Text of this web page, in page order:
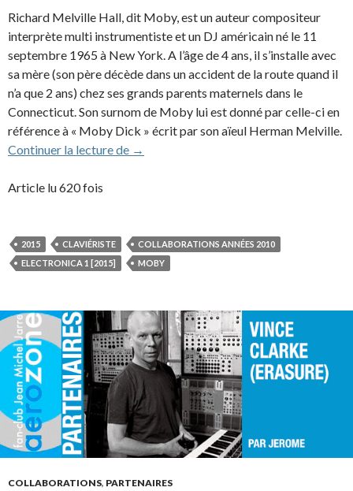
Richard Melville Hall, dit Moby, est un auteur compositeur
interprète multi instrumentiste et un DJ américain né le 11
septembre 1965 à New York. A l’âge de 4 ans, il s’installe avec
sa mère (son père décède dans un accident de la route quand il
n’a que 2 ans) chez ses grands parents maternels dans le
Connecticut. Son surnom de Moby lui est donné par celle-ci en
référence à « Moby Dick » écrit par son aïeul Herman Melville.
Continuer la lecture de Moby (2015)
→
Article lu 620 fois
2015 CLAVIÉRISTE
COLLABORATIONS ANNÉES 2010
ELECTRONICA 1 [2015]
MOBY
COLLABORATIONS, PARTENAIRES